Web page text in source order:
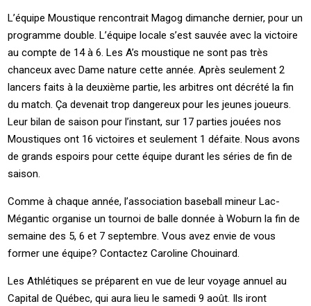
L’équipe Moustique rencontrait Magog dimanche dernier, pour un
programme double. L’équipe locale s’est sauvée avec la victoire
au compte de 14 à 6. Les A’s moustique ne sont pas très
chanceux avec Dame nature cette année. Après seulement 2
lancers faits à la deuxième partie, les arbitres ont décrété la fin
du match. Ça devenait trop dangereux pour les jeunes joueurs.
Leur bilan de saison pour l’instant, sur 17 parties jouées nos
Moustiques ont 16 victoires et seulement 1 défaite. Nous avons
de grands espoirs pour cette équipe durant les séries de fin de
saison.
Comme à chaque année, l’association baseball mineur Lac-
Mégantic organise un tournoi de balle donnée à Woburn la fin de
semaine des 5, 6 et 7 septembre. Vous avez envie de vous
former une équipe? Contactez Caroline Chouinard.
Les Athlétiques se préparent en vue de leur voyage annuel au
Capital de Québec, qui aura lieu le samedi 9 août. Ils iront